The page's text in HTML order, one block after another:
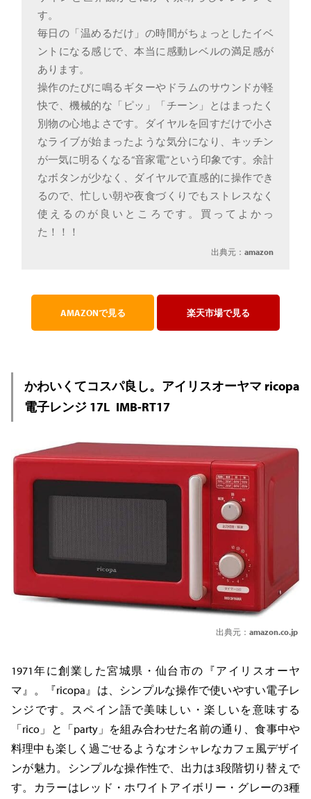
す。
毎日の「温めるだけ」の時間がちょっとしたイベ
ントになる感じで、本当に感動レベルの満足感が
あります。
操作のたびに鳴るギターやドラムのサウンドが軽
快で、機械的な「ピッ」「チーン」とはまったく
別物の心地よさです。ダイヤルを回すだけで小さ
なライブが始まったような気分になり、キッチン
が一気に明るくなる“音家電”という印象です。余計
なボタンが少なく、ダイヤルで直感的に操作でき
るので、忙しい朝や夜食づくりでもストレスなく
使えるのが良いところです。買ってよかっ
た！！！
出典元：amazon
AMAZONで見る 楽天市場で見る
かわいくてコスパ良し。アイリスオーヤマ ricopa
電子レンジ 17L IMB-RT17
出典元： amazon.co.jp
1971年に創業した宮城県・仙台市の『アイリスオーヤ
マ』。『ricopa』は、シンプルな操作で使いやすい電子レ
ンジです。スペイン語で美味しい・楽しいを意味する
「rico」と「party」を組み合わせた名前の通り、食事中や
料理中も楽しく過ごせるようなオシャレなカフェ風デザイ
ンが魅力。シンプルな操作性で、出力は3段階切り替えで
す。カラーはレッド・ホワイトアイボリー・グレーの3種